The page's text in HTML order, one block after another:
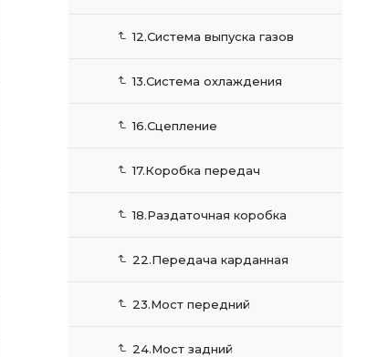
12.Система выпуска газов
13.Система охлаждения
16.Сцепление
17.Коробка передач
18.Раздаточная коробка
22.Передача карданная
23.Мост передний
24.Мост задний